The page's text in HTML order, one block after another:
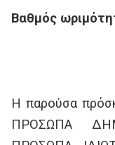
Βαθμός
Η παρούσα
ΠΡΟΣΩΠΑ